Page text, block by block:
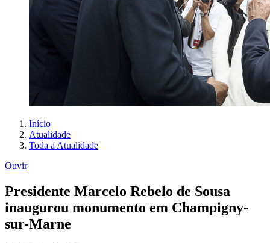
Início
Atualidade
Toda a Atualidade
Ouvir
Presidente Marcelo Rebelo de Sousa
inaugurou monumento em Champigny-
sur-Marne